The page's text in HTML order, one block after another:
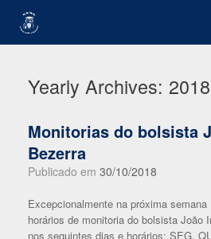
content
Yearly Archives: 2018
Monitorias do bolsista
Bezerra
Publicado em 30/10/2018
Excepcionalmente na próxima
horários de monitoria do bolsista João
nos seguintes dias e horários: SEG,